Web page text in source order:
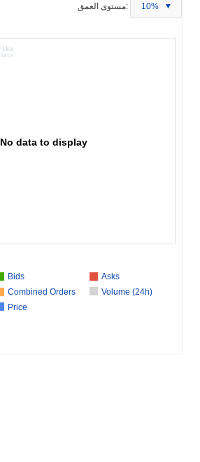
مستوى العمق: 10%
No data to display
Bids
Asks
Combined Orders
Volume (24h)
Price